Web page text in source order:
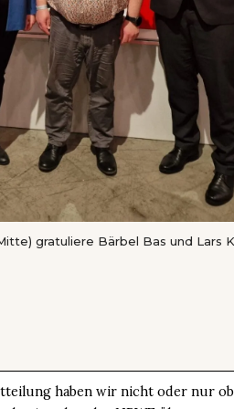
gratuliere Bärbel Bas und Lars
haben wir nicht oder nur